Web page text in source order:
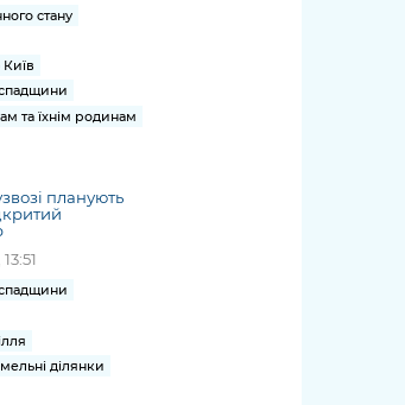
стану
та їхнім родинам
планують
ділянки